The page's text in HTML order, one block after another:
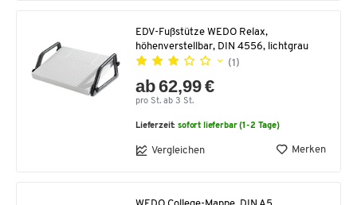
EDV-Fußstütze WEDO Relax,
höhenverstellbar, DIN 4556, lichtgrau
(1)
ab 62,99 €
pro St. ab 3 St.
Lieferzeit:sofort lieferbar (1-2 Tage)
Vergleichen Merken